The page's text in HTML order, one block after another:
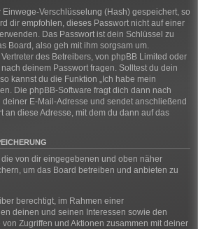
Einwege-Verschlüsselung (Hash) gespeichert, so
dir empfohlen, dieses Passwort nicht auf einer
Das Passwort ist dein Schlüssel zu
Board, also geh mit ihm sorgsam um.
des Betreibers, von phpBB Limited oder
deinem Passwort fragen. Solltest du dein
kannst du die Funktion „Ich habe mein
Die phpBB-Software fragt dich dann nach
E-Mail-Adresse und sendet anschließend
an diese Adresse, mit dem du dann auf das
die von dir eingegebenen und oben näher
um das Board betreiben und anbieten zu
berechtigt, im Rahmen einer
deinen und seinen Interessen sowie den
von Zugriffen und Aktionen zusammen mit deiner